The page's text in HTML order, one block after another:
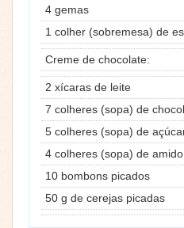
4 gemas
1 colher (sobremesa) de
Creme de chocolate:
2 xícaras de leite
7 colheres (sopa) de
5 colheres (sopa) de
4 colheres (sopa) de
10 bombons picados
50 g de cerejas picadas